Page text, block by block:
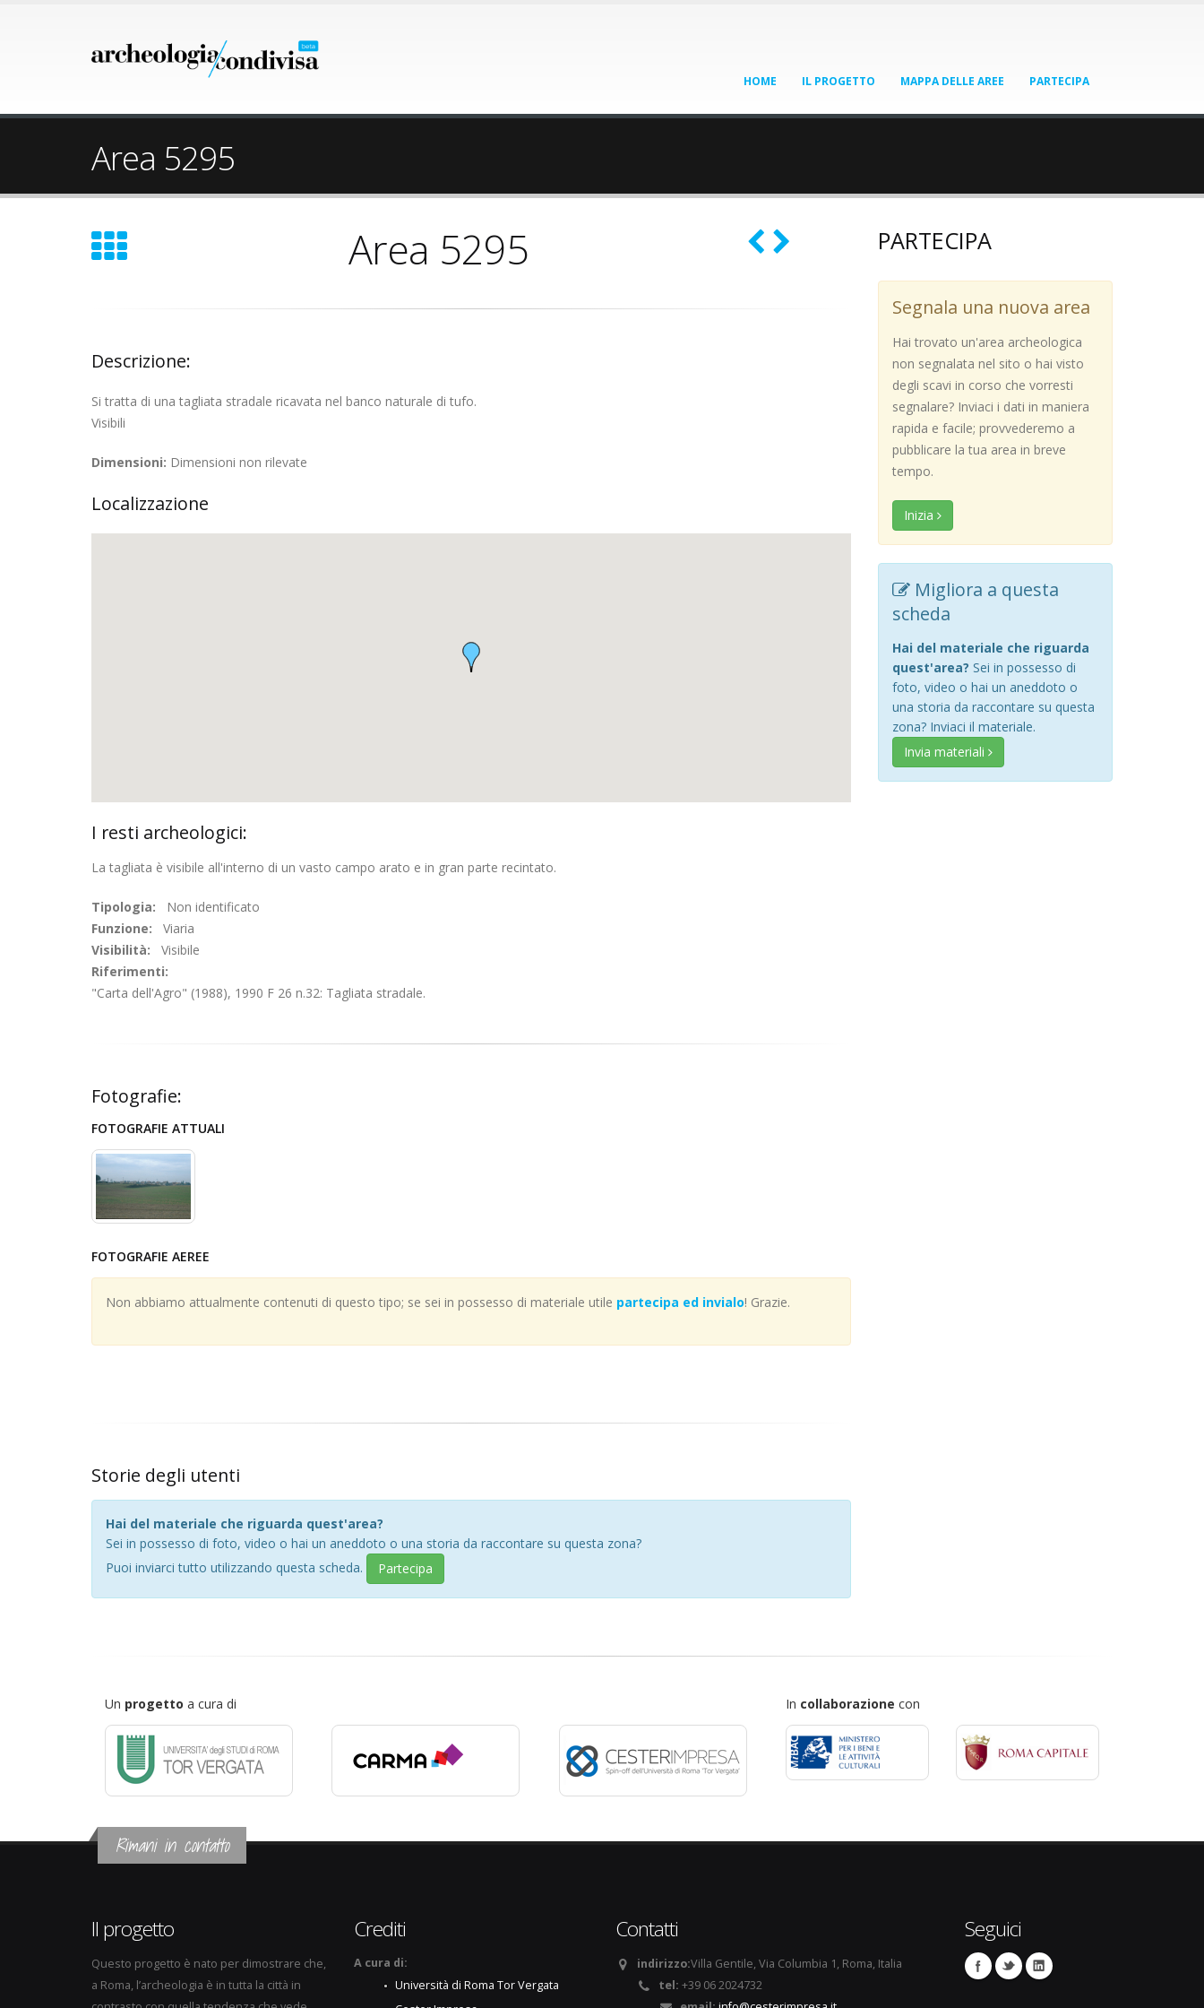
HOME IL PROGETTO MAPPA DELLE AREE PARTECIPA
Area 5295
Area 5295
Descrizione:
Si tratta di una tagliata stradale ricavata nel banco naturale di tufo.
Visibili
Dimensioni: Dimensioni non rilevate
Localizzazione
I resti archeologici:
La tagliata è visibile all'interno di un vasto campo arato e in gran parte recintato.
Tipologia: Non identificato
Funzione: Viaria
Visibilità: Visibile
Riferimenti:
"Carta dell'Agro" (1988), 1990 F 26 n.32: Tagliata stradale.
Fotografie:
FOTOGRAFIE ATTUALI
FOTOGRAFIE AEREE
Non abbiamo attualmente contenuti di questo tipo; se sei in possesso di materiale utile partecipa ed invialo! Grazie.
Storie degli utenti
Hai del materiale che riguarda quest'area?
Sei in possesso di foto, video o hai un aneddoto o una storia da raccontare su questa zona?
Puoi inviarci tutto utilizzando questa scheda.
Partecipa
PARTECIPA
Segnala una nuova area
Hai trovato un'area archeologica
non segnalata nel sito o hai visto
degli scavi in corso che vorresti
segnalare? Inviaci i dati in maniera
rapida e facile; provvederemo a
pubblicare la tua area in breve
tempo.
Inizia
Migliora a questa
scheda
Hai del materiale che riguarda
quest'area? Sei in possesso di
foto, video o hai un aneddoto o
una storia da raccontare su questa
zona? Inviaci il materiale.
Invia materiali
Un progetto a cura di In collaborazione con
Rimani in contatto
Il progetto
Questo progetto è nato per dimostrare che,
a Roma, l’archeologia è in tutta la città in
Crediti
A cura di:
Università di Roma Tor Vergata
Contatti
indirizzo:Villa Gentile, Via Columbia 1, Roma, Italia
tel: +39 06 2024732
Seguici